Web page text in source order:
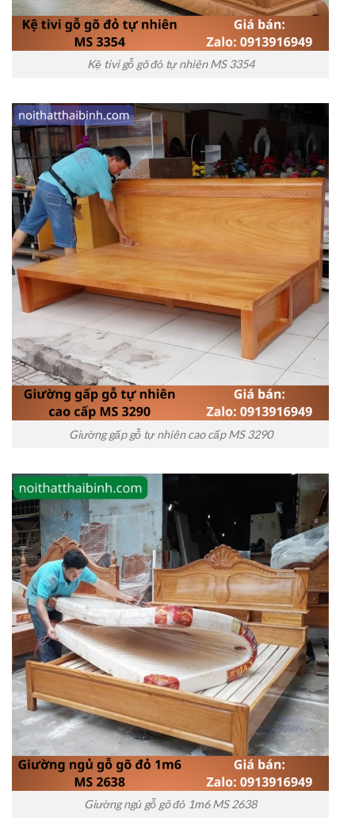
Kệ tivi gỗ gõ đỏ tự nhiên MS 3354
Giường gấp gỗ tự nhiên cao cấp MS 3290
Giường ngủ gỗ gõ đỏ 1m6 MS 2638